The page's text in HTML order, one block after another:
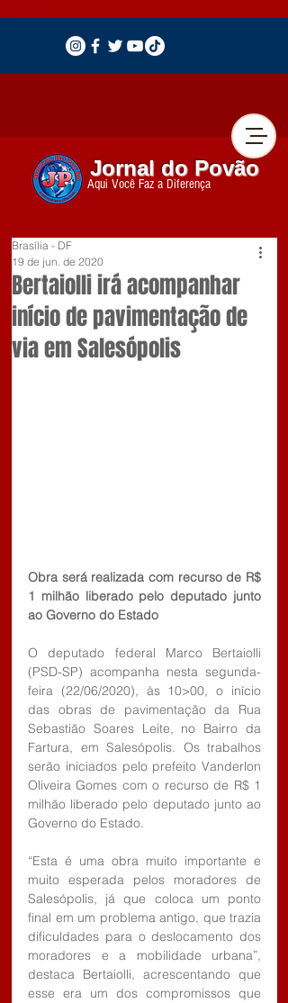
Jornal do Povão
Aqui Você Faz a Diferença
Bertaiolli irá acompanhar
início de pavimentação de
via em Salesópolis
Brasília - DF
19 de jun. de 2020
Obra será realizada com recurso de R$
1 milhão liberado pelo deputado junto
ao Governo do Estado
O deputado federal Marco Bertaiolli
(PSD-SP) acompanha nesta segunda-
feira (22/06/2020), às 10>00, o início
das obras de pavimentação da Rua
Sebastião Soares Leite, no Bairro da
Fartura, em Salesópolis. Os trabalhos
serão iniciados pelo prefeito Vanderlon
Oliveira Gomes com o recurso de R$ 1
milhão liberado pelo deputado junto ao
Governo do Estado.
“Esta é uma obra muito importante e
muito esperada pelos moradores de
Salesópolis, já que coloca um ponto
final em um problema antigo, que trazia
dificuldades para o deslocamento dos
moradores e a mobilidade urbana”,
destaca Bertaiolli, acrescentando que
esse era um dos compromissos que